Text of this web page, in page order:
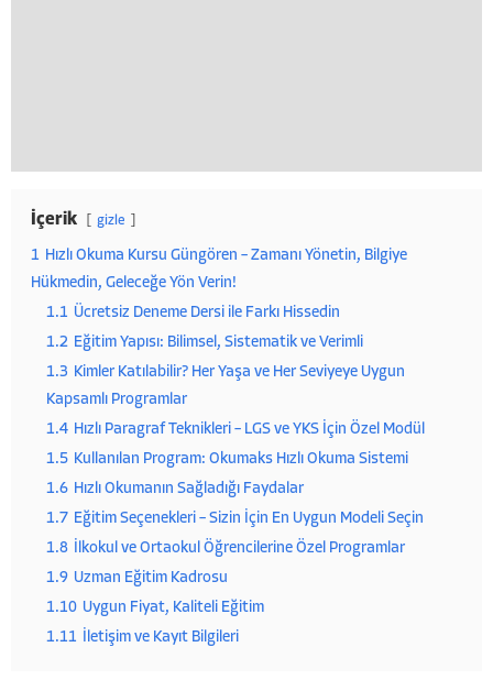
İçerik gizle
1 Hızlı Okuma Kursu Güngören – Zamanı Yönetin, Bilgiye
Hükmedin, Geleceğe Yön Verin!
1.1 Ücretsiz Deneme Dersi ile Farkı Hissedin
1.2 Eğitim Yapısı: Bilimsel, Sistematik ve Verimli
1.3 Kimler Katılabilir? Her Yaşa ve Her Seviyeye Uygun
Kapsamlı Programlar
1.4 Hızlı Paragraf Teknikleri – LGS ve YKS İçin Özel Modül
1.5 Kullanılan Program: Okumaks Hızlı Okuma Sistemi
1.6 Hızlı Okumanın Sağladığı Faydalar
1.7 Eğitim Seçenekleri – Sizin İçin En Uygun Modeli Seçin
1.8
İlkokul ve Ortaokul Öğrencilerine Özel Programlar
1.9 Uzman Eğitim Kadrosu
1.10 Uygun Fiyat, Kaliteli Eğitim
1.11
İletişim ve Kayıt Bilgileri